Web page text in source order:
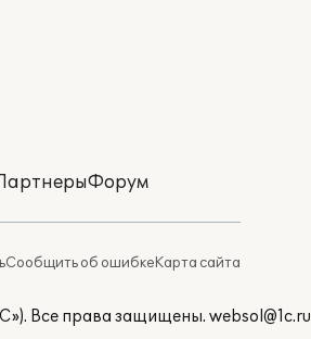
Форум
Сообщить об ошибкеКарта сайта
Все права защищены. websol@1c.ru